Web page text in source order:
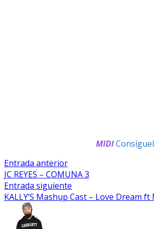
MIDI
Navegación
De
Entradas
Entrada anteriorEntrada
anterior:
JC REYES – COMUNA 3
Entrada siguiente
siguiente:
KALLY’S Mashup Cast – Love Dream ft